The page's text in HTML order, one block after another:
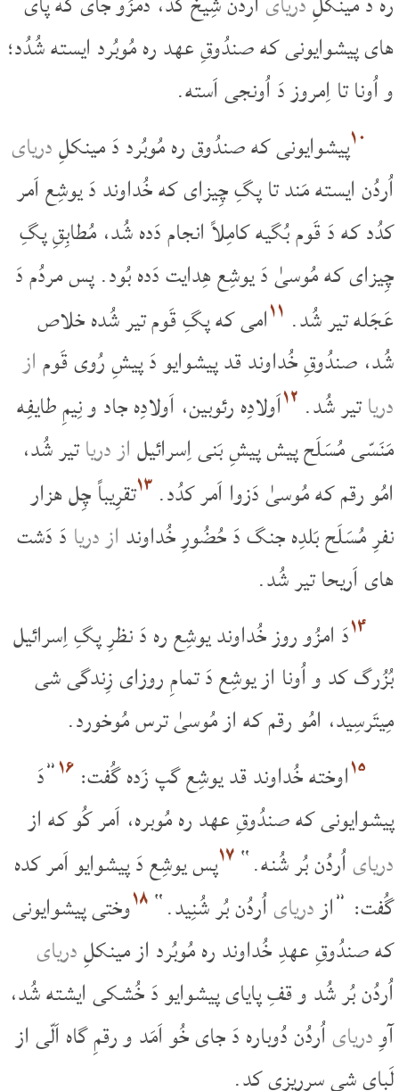
های پیشوایونی که صندُوقِ عهد ره مُوبُرد ایسته شُدُد؛
و اُونا تا اِمروز دَ اُونجی اَسته.
۱۰پیشوایونی که صندُوق ره مُوبُرد دَ مینکلِدریای
اُردُن ایسته مَند تا پگِ چِیزای که خُداوند دَ یوشِع اَمر
کدُد که دَ قَوم بُگیه کامِلاً انجام دَده شُد، مُطابِقِ پگِ
چِیزای که مُوسیٰ دَ یوشِع هِدایت دَده بُود. پس مردُم دَ
عَجَله تیر شُد. ۱۱امی که پگِ قَوم تیر شُده خلاص
شُد، صندُوقِ خُداوند قد پیشوایو دَ پیشِ رُوی قَوماز
دریاتیر شُد. ۱۲اَولادِه رئوبین، اَولادِه جاد و نِیمِ طایفِه
مَنَسّی مُسَلَح پیش پیشِ بَنی اِسرائیلاز دریاتیر شُد،
امُو رقم که مُوسیٰ دَزوا اَمر کدُد.۱۳تقرِیباً چِل هزار
نفرِ مُسَلَح بَلدِه جنگ دَ حُضُورِ خُداوند از دریا دَ دَشت
های اَریحا تیر شُد.
۱۴دَ امزُو روز خُداوند یوشِع ره دَ نظرِ پگِ اِسرائیل
بُزُرگ کد و اُونا از یوشِع دَ تمامِ روزای زِندگی شی
مِیتَرسِید، امُو رقم که از مُوسیٰ ترس مُوخورد.
۱۵اوخته خُداوند قد یوشِع گپ زَده گُفت:۱۶”دَ
پیشوایونی که صندُوقِ عهد ره مُوبره، اَمر کُو که از
دریایاُردُن بُر شُنه.“۱۷پس یوشِع دَ پیشوایو اَمر کده
گُفت: ”ازدریایاُردُن بُر شُنِید.“۱۸وختی پیشوایونی
که صندُوقِ عهدِ خُداوند ره مُوبُرد از مینکلِدریای
اُردُن بُر شُد و قفِ پایای پیشوایو دَ خُشکی ایشته شُد،
آوِدریایاُردُن دُوباره دَ جای خُو اَمَد و رقمِ گاه اَلّی از
لَبای شی سرریزی کد.